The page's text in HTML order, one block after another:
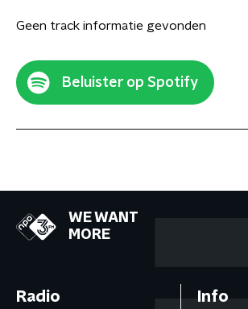
Geen track informatie gevonden
Beluister op Spotify
WE WANT
MORE
Radio Info